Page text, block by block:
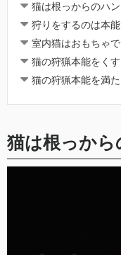
猫は根っからのハ
狩りをするのは本
室内猫はおもちゃ
猫の狩猟本能をく
猫の狩猟本能を満
猫は根っから